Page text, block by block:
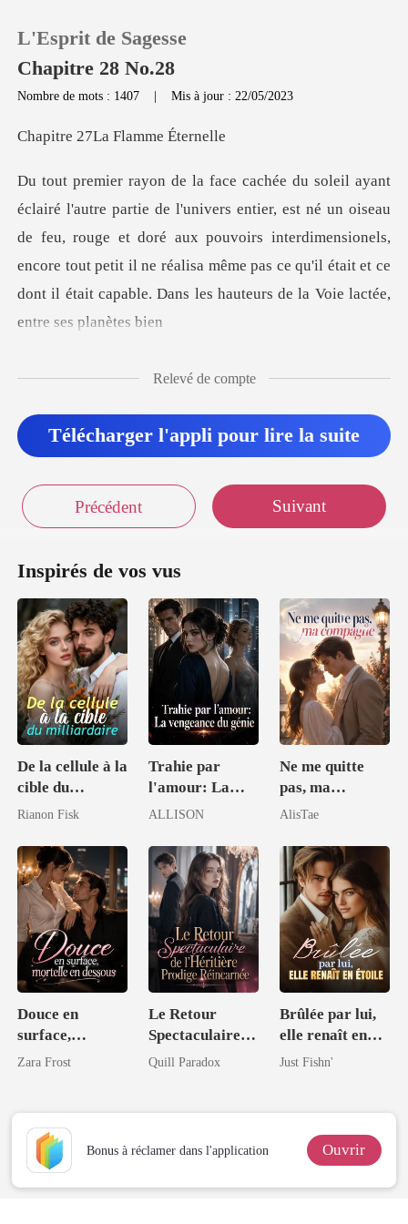
Recharger
Historique
Déconnexion
L'Esprit de Sagesse
Chapitre 28 No.28
Nombre de mots : 1407 |Mis à jour : 22/05/2023
7La Flamme
é un oiseau
de feu, rouge et doré aux pouvoirs interdimensionels,
encore tout petit il ne réalisa même pa
Relevé de compte
Télécharger l'appli pour lire la suite
Précédent Suivant
Inspirés de vos vus
De la cellule à la
cible du
milliardaire
Rianon Fisk
Trahie par
l'amour: La
vengeance du
ALLISON
Ne me quitte
pas, ma
compagne
AlisTae
Douce en
surface,
mortelle en
Zara Frost
Le Retour
Spectaculaire
de l'Héritière
Quill Paradox
Brûlée par lui,
elle renaît en
étoile
Just Fishn'
Bonus à réclamer dans l'application Ouvrir